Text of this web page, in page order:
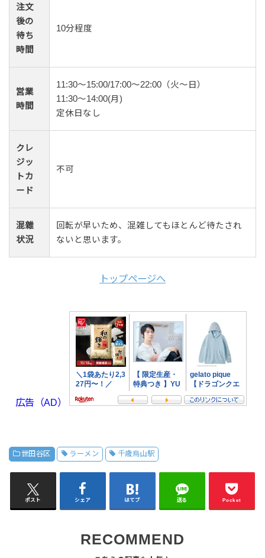
注文
後の
待ち
時間
10分程度
営業
時間
11:30～15:00/17:00～22:00（火〜日）
11:30〜14:00(月)
定休日なし
クレ
ジッ
トカ
ード
不可
混雜
状況
回転が早いため、混雑してもほとんど待たされ
ないと思います。
トップページへ
広告（AD）
世田谷区 ラーメン 千歳烏山駅
ポスト シェア はてブ 送る Pocket
RECOMMEND